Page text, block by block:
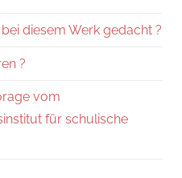
diesem Werk gedacht ?
?
vom
für schulische